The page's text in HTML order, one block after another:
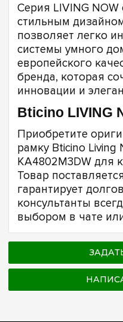
Серия LIVING NOW
стильным
позволяет легко
системы умного
европейского
бренда, которая
инновации и
Bticino LIVING
Приобретите
рамку Bticino Living
KA4802M3DW для
Товар
гарантирует
консультанты
выбором в чате